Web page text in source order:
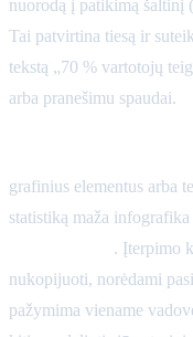
nuorodą į patikimą šaltinį
Tai patvirtina tiesą ir
tekstą „70 % vartotojų
arba pranešimu spaudai.
grafinius elementus arba
statistiką maža
. Įterpimo
nukopijuoti, norėdami
pažymima viename